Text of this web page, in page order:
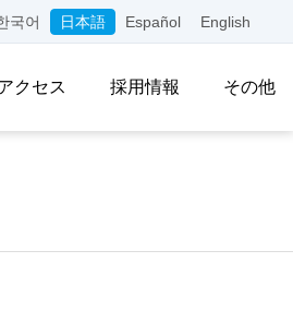
국어 日本語 Español English
クセス 採用情報 その他